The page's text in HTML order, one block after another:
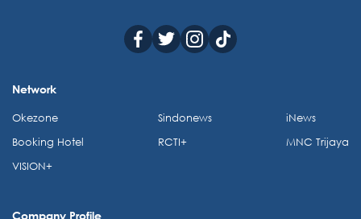
Network
Okezone
Booking Hotel
VISION+
Sindonews
RCTI+
iNews
MNC Trijaya
Company Profile